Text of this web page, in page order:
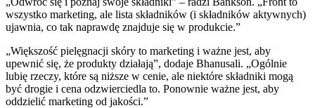
wszystko marketing, ale lista składników (i składników aktywnych)
ujawnia, co tak naprawdę znajduje się w produkcie.”
„Większość pielęgnacji skóry to marketing i ważne jest, aby
upewnić się, że produkty działają”, dodaje Bhanusali. „Ogólnie
lubię rzeczy, które są niższe w cenie, ale niektóre składniki mogą
być drogie i cena odzwierciedla to. Ponownie ważne jest, aby
oddzielić marketing od jakości.”